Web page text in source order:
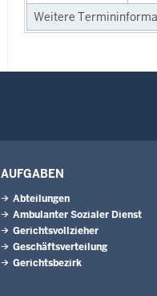
Weitere
AUFGABEN
Abteilungen
Ambulanter Sozialer Dienst
Gerichtsvollzieher
Geschäftsverteilung
Gerichtsbezirk